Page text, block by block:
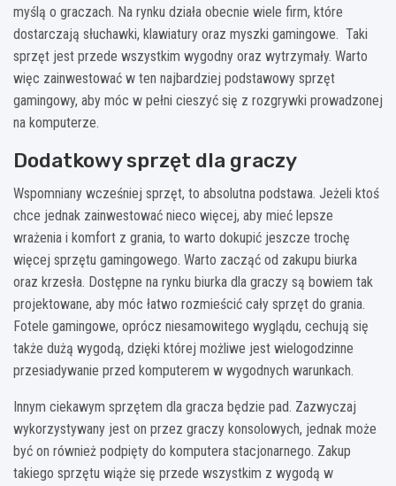
myślą o graczach. Na rynku działa obecnie wiele firm, które
dostarczają słuchawki, klawiatury oraz myszki gamingowe. Taki
sprzęt jest przede wszystkim wygodny oraz wytrzymały. Warto
więc zainwestować w ten najbardziej podstawowy sprzęt
gamingowy, aby móc w pełni cieszyć się z rozgrywki prowadzonej
na komputerze.
Dodatkowy sprzęt dla graczy
Wspomniany wcześniej sprzęt, to absolutna podstawa. Jeżeli ktoś
chce jednak zainwestować nieco więcej, aby mieć lepsze
wrażenia i komfort z grania, to warto dokupić jeszcze trochę
więcej sprzętu gamingowego. Warto zacząć od zakupu biurka
oraz krzesła. Dostępne na rynku biurka dla graczy są bowiem tak
projektowane, aby móc łatwo rozmieścić cały sprzęt do grania.
Fotele gamingowe, oprócz niesamowitego wyglądu, cechują się
także dużą wygodą, dzięki której możliwe jest wielogodzinne
przesiadywanie przed komputerem w wygodnych warunkach.
Innym ciekawym sprzętem dla gracza będzie pad. Zazwyczaj
wykorzystywany jest on przez graczy konsolowych, jednak może
być on również podpięty do komputera stacjonarnego. Zakup
takiego sprzętu wiąże się przede wszystkim z wygodą w